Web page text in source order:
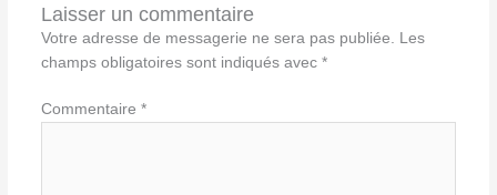
Laisser un commentaire
Votre adresse de messagerie ne sera pas publiée.
Les
champs obligatoires sont indiqués avec *
Commentaire *